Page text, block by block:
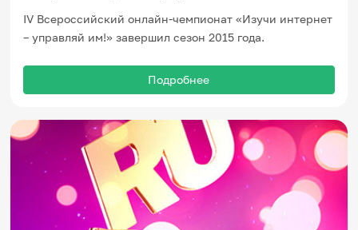
IV Всероссийский онлайн-чемпионат «Изучи интернет
– управляй им!» завершил сезон 2015 года.
Подробнее